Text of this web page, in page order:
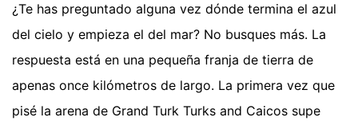
¿Te has preguntado alguna vez dónde termina el azul
del cielo y empieza el del mar? No busques más. La
respuesta está en una pequeña franja de tierra de
apenas once kilómetros de largo. La primera vez que
pisé la arena de Grand Turk Turks and Caicos supe